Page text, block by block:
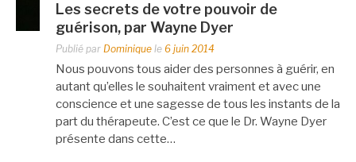
Les secrets de votre pouvoir de
guérison, par Wayne Dyer
Publié par Dominique le 6 juin 2014
Nous pouvons tous aider des personnes à guérir, en
autant qu’elles le souhaitent vraiment et avec une
conscience et une sagesse de tous les instants de la
part du thérapeute. C’est ce que le Dr. Wayne Dyer
présente dans cette…